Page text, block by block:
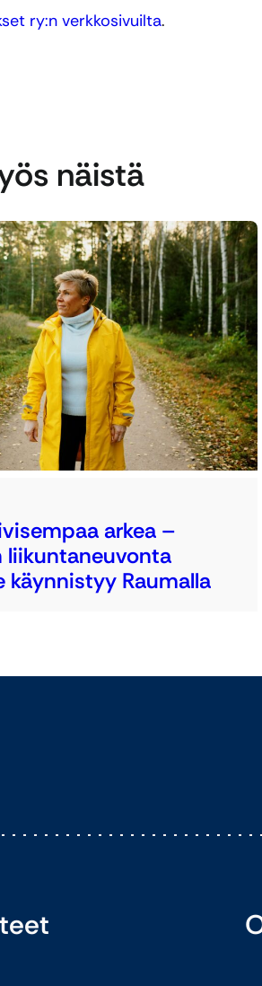
ry:n verkkosivuilta.
näistä
arkea –
liikuntaneuvonta
käynnistyy Raumalla